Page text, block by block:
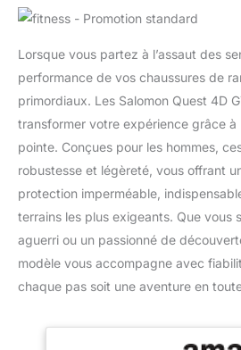
Lorsque vous partez à l’assaut des
performance de vos chaussures de
primordiaux. Les Salomon Quest 4D
transformer votre expérience grâce à
pointe. Conçues pour les hommes,
robustesse et légèreté, vous offrant
protection imperméable,
terrains les plus exigeants. Que vous
aguerri ou un passionné de
modèle vous accompagne avec
chaque pas soit une aventure en